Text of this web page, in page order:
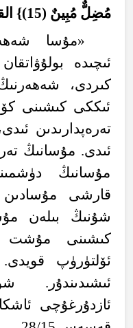
مُضِل مبين (15)} الق
«مۇسا
ئىچىدە
كىردى،
ئىككى كىشىنى
تەرەپدارىدىن
ئىدى. مۇسانىڭ
مۇسانىڭ
قارشى مۇسادىن
شۇنىڭ بىلەن
كىشىنى مۇشت
ئۆلتۈرۈپ قويدى.
ئىشىدىندۇر.
ئازدۇرغۇچى